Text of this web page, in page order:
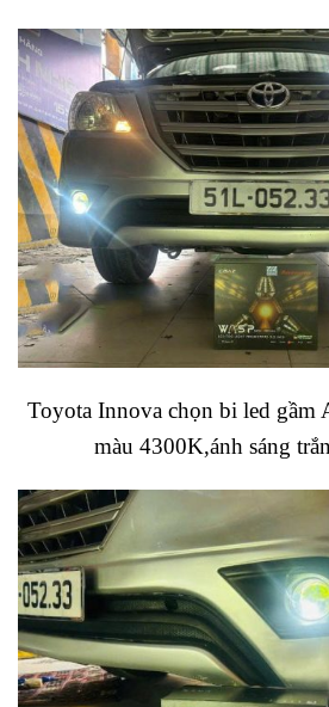
Toyota Innova chọn bi led gầm
màu 4300K,ánh sáng